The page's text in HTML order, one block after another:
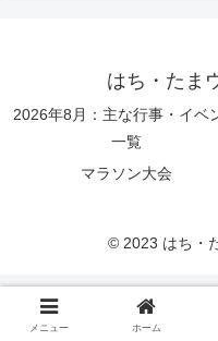
はち・たま
2026年8月：主な行事・イベ
一覧
マラソン大会
© 2023 はち・
メニュー ホーム